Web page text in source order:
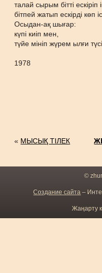
талай сырым бітті ескіріп
бітпей жатып ескірді көп
Осыдан-ақ шығар:
күпі киіп мен,
түйе мініп жүрем ылғи
1978
« МЫСЫҚ ТІЛЕК
©
Создание сайта –
Жаңарту